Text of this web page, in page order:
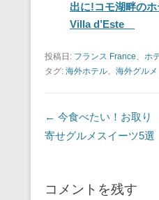
出に!コモ湖畔の
Villa d’Este
投稿日: フランス France、 ホ
タグ: 海外ホテル、 海外グルメ
投稿ナビゲーション
← 今食べたい！お取り
寄せグルメスイーツ5選
コメントを残す